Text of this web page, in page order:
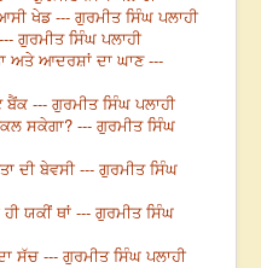
ਖੇਡ --- ਗੁਰਮੀਤ ਸਿੰਘ ਪਲਾਹੀ
ਗੁਰਮੀਤ ਸਿੰਘ ਪਲਾਹੀ
ਅਤੇ ਆਦਰਸ਼ਾਂ ਦਾ ਘਾਣ ---
--- ਗੁਰਮੀਤ ਸਿੰਘ ਪਲਾਹੀ
ਸਕੇਗਾ? --- ਗੁਰਮੀਤ ਸਿੰਘ
ਦੀ ਬੇਵਸੀ --- ਗੁਰਮੀਤ ਸਿੰਘ
ਯਕੀਂ ਥਾਂ --- ਗੁਰਮੀਤ ਸਿੰਘ
ਸੱਚ --- ਗੁਰਮੀਤ ਸਿੰਘ ਪਲਾਹੀ